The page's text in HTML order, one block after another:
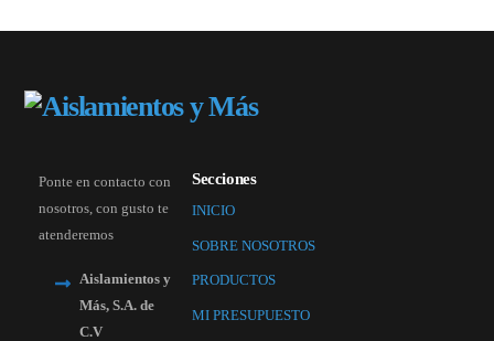
Ponte en contacto con
nosotros, con gusto te
atenderemos
Aislamientos y
Más, S.A. de
C.V
Secciones
INICIO
SOBRE NOSOTROS
PRODUCTOS
MI PRESUPUESTO